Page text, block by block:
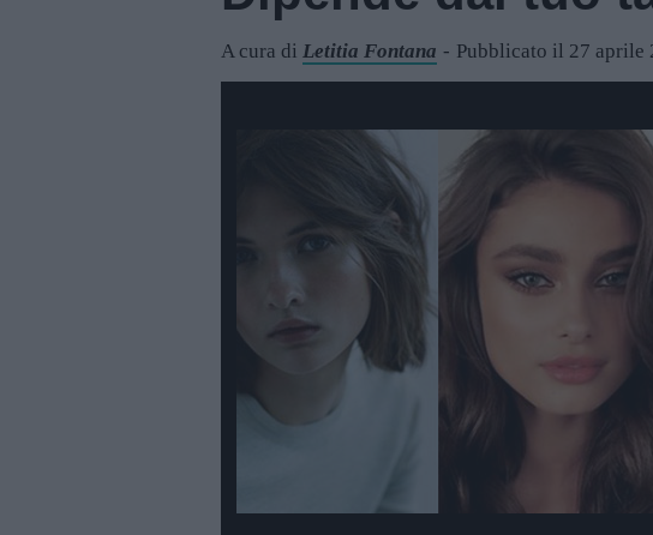
A cura di Letitia Fontana Pubblicato il 27 aprile